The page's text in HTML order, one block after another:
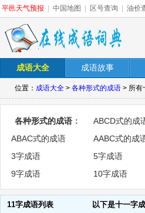
平邑天气预报 中国地图 区号查询 油价
成语大全 成语故事
位置： 成语大全 > 各种形式的成语 > 所有
各种形式的成语 ： ABCD式的成
ABAC式的成语
AABC式的成
3字成语
5字成语
9字成语
10字成语
11字成语列表 以下是十一字